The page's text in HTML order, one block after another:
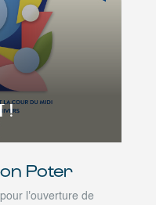
!
Poter
l'ouverture de